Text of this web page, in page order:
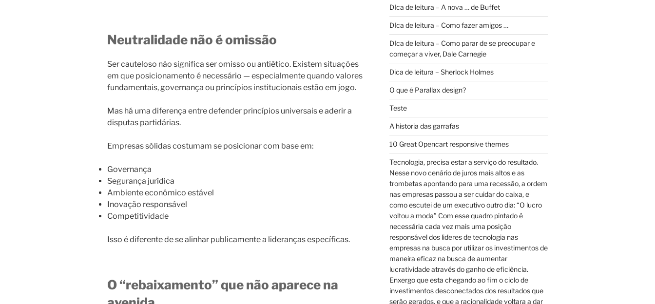
Neutralidade não é omissão
Ser cauteloso não significa ser omisso ou antiético. Existem situações
em que posicionamento é necessário — especialmente quando valores
fundamentais, governança ou princípios institucionais estão em jogo.
Mas há uma diferença entre defender princípios universais e aderir a
disputas partidárias.
Empresas sólidas costumam se posicionar com base em:
Governança
Segurança jurídica
Ambiente econômico estável
Inovação responsável
Competitividade
Isso é diferente de se alinhar publicamente a lideranças específicas.
O “rebaixamento” que não aparece na
DIca de leitura – A nova … de Buffet
DIca de leitura – Como fazer amigos …
DIca de leitura – Como parar de se preocupar e
começar a viver, Dale Carnegie
Dica de leitura – Sherlock Holmes
O que é Parallax design?
Teste
A historia das garrafas
10 Great Opencart responsive themes
Tecnologia, precisa estar a serviço do resultado.
Nesse novo cenário de juros mais altos e as
trombetas apontando para uma recessão, a ordem
nas empresas passou a ser cuidar do caixa, e
como escutei de um executivo outro dia: “O lucro
voltou a moda” Com esse quadro pintado é
necessária cada vez mais uma posição
responsável dos lideres de tecnologia nas
empresas na busca por utilizar os investimentos de
maneira eficaz na busca de aumentar
lucratividade através do ganho de eficiência.
Enxergo que esta chegando ao fim o ciclo de
investimentos desconectados dos resultados que
serão gerados, e que a racionalidade voltara a dar